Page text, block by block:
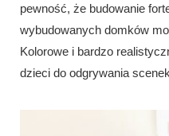
pewność, że budowanie
wybudowanych domków
Kolorowe i bardzo
dzieci do odgrywania